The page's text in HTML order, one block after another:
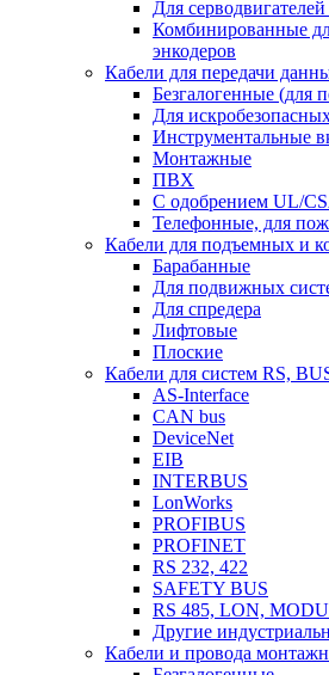
Для
Комбинированные
энкодеров
Кабели для передачи
Безгалогенные (для
Для
Инструментальные
Монтажные
ПВХ
С одобрением UL/
Телефонные, для
Кабели для подъемных и
Барабанные
Для подвижных
Для спредера
Лифтовые
Плоские
Кабели для систем RS,
AS-Interface
CAN bus
DeviceNet
EIB
INTERBUS
LonWorks
PROFIBUS
PROFINET
RS 232, 422
SAFETY BUS
RS 485, LON,
Другие
Кабели и провода